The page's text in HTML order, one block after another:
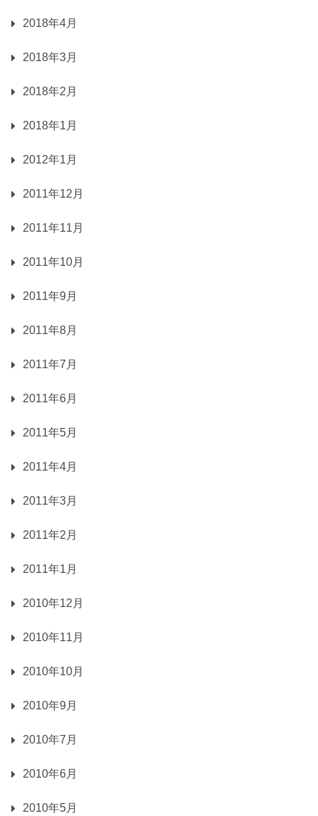
2018年4月
2018年3月
2018年2月
2018年1月
2012年1月
2011年12月
2011年11月
2011年10月
2011年9月
2011年8月
2011年7月
2011年6月
2011年5月
2011年4月
2011年3月
2011年2月
2011年1月
2010年12月
2010年11月
2010年10月
2010年9月
2010年7月
2010年6月
2010年5月